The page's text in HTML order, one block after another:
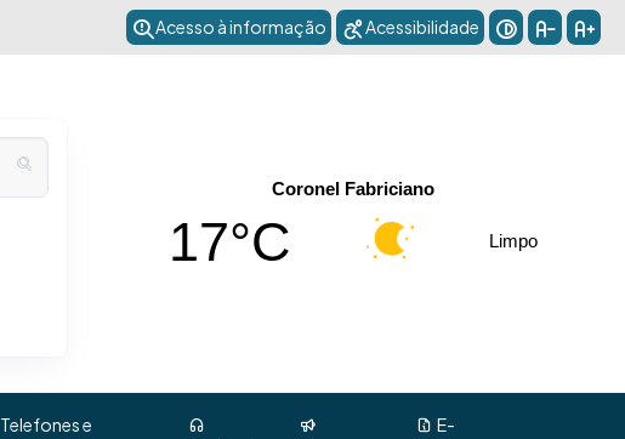
Acesso à informação Acessibilidade
Coronel Fabriciano
17°C Limpo
Telefones e
E-